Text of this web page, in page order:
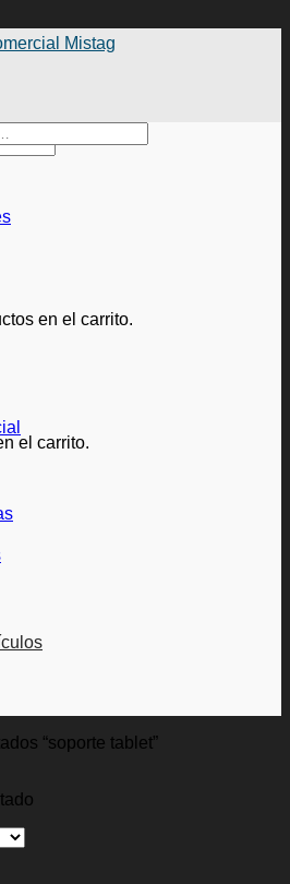
en el carrito.
el carrito.
“soporte tablet”